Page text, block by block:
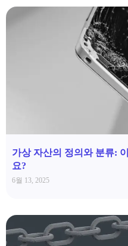
가상 자산의 정의와 분류:
요?
6월 13, 2025